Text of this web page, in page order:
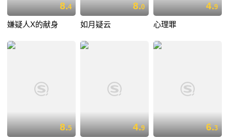
8.4
嫌疑人X的献身
8.0
如月疑云
4.9
心理罪
8.5 4.9 6.3